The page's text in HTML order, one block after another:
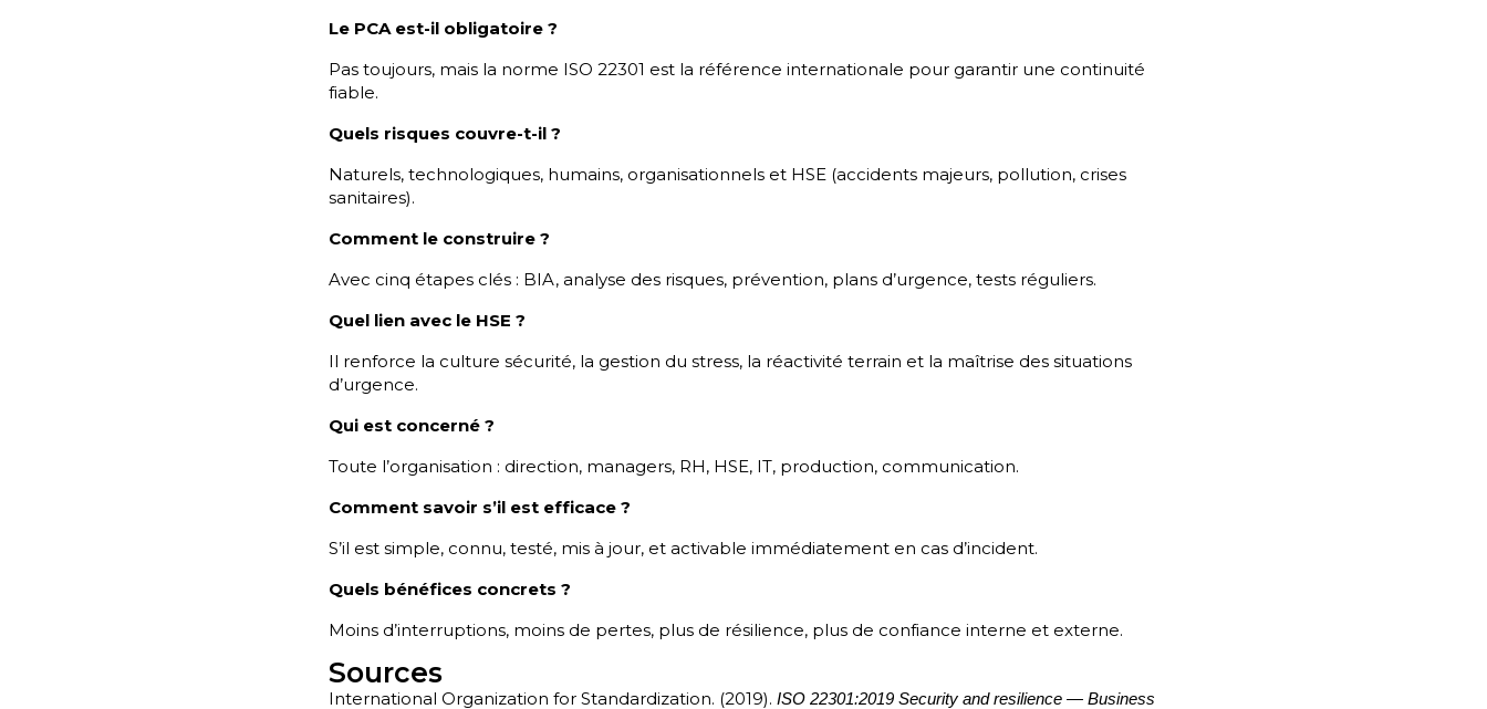
Le PCA est-il obligatoire ?
Pas toujours, mais la norme ISO 22301 est la référence internationale pour garantir une continuité
fiable.
Quels risques couvre-t-il ?
Naturels, technologiques, humains, organisationnels et HSE (accidents majeurs, pollution, crises
sanitaires).
Comment le construire ?
Avec cinq étapes clés : BIA, analyse des risques, prévention, plans d’urgence, tests réguliers.
Quel lien avec le HSE ?
Il renforce la culture sécurité, la gestion du stress, la réactivité terrain et la maîtrise des situations
d’urgence.
Qui est concerné ?
Toute l’organisation : direction, managers, RH, HSE, IT, production, communication.
Comment savoir s’il est efficace ?
S’il est simple, connu, testé, mis à jour, et activable immédiatement en cas d’incident.
Quels bénéfices concrets ?
Moins d’interruptions, moins de pertes, plus de résilience, plus de confiance interne et externe.
Sources
International Organization for Standardization. (2019). ISO 22301:2019 Security and resilience — Business